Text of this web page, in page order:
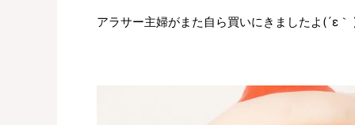
アラサー主婦がまた自ら買いにきましたよ(´ε｀